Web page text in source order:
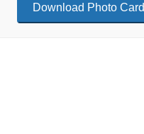
Download Photo Card